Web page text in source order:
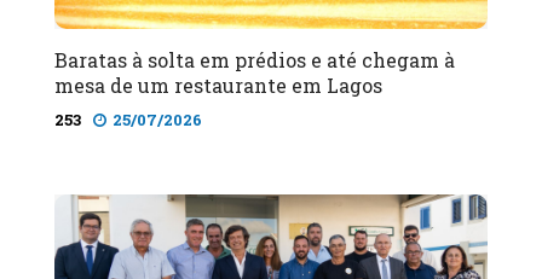
Baratas à solta em prédios e até chegam à
mesa de um restaurante em Lagos
253 25/07/2026